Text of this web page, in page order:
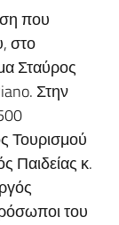
που
στο
Σταύρος
Στην
Τουρισμού
Παιδείας κ.
του